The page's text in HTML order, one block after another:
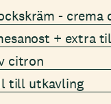
- crema
+ extra
citron
till utkavling